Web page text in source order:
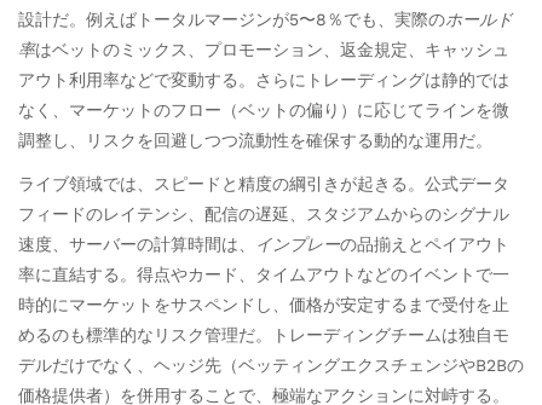
設計だ。例えばトータルマージンが5〜8％でも、実際のホールド
率はベットのミックス、プロモーション、返金規定、キャッシュ
アウト利用率などで変動する。さらにトレーディングは静的では
なく、マーケットのフロー（ベットの偏り）に応じてラインを微
調整し、リスクを回避しつつ流動性を確保する動的な運用だ。
ライブ領域では、スピードと精度の綱引きが起きる。公式データ
フィードのレイテンシ、配信の遅延、スタジアムからのシグナル
速度、サーバーの計算時間は、
インプレーの品揃えとペイアウト
率に直結する。得点やカード、タイムアウトなどのイベントで一
時的にマーケットをサスペンドし、価格が安定するまで受付を止
めるのも標準的なリスク管理だ。トレーディングチームは独自モ
デルだけでなく、ヘッジ先（ベッティングエクスチェンジやB2Bの
価格提供者）を併用することで、極端なアクションに対峙する。